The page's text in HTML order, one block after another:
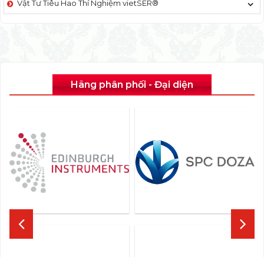
Vật Tư Tiêu Hao Thí Nghiệm vietSER®
Hãng phân phối - Đại diện